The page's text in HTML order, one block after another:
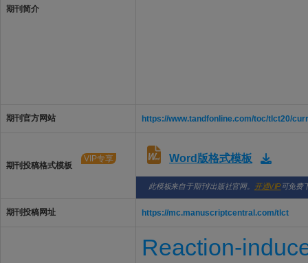
期刊简介
期刊官方网站 https://www.tandfonline.com/toc/tlct20/
期刊投稿格式模板
VIP专享 Word版格式模板
此模板来自于期刊/出版社官网。 开通VIP 可免费
期刊投稿网址 https://mc.manuscriptcentral.com/tlct
Reaction-